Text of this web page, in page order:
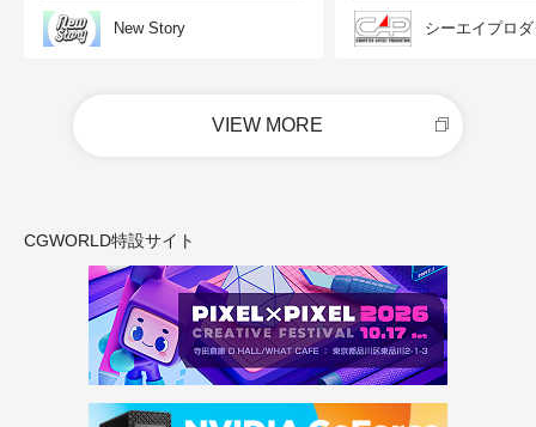
New Story シーエイプロ
VIEW MORE
CGWORLD特設サイト